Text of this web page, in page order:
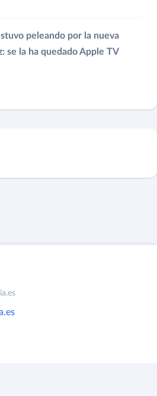
peleando por la nueva
se la ha quedado Apple TV